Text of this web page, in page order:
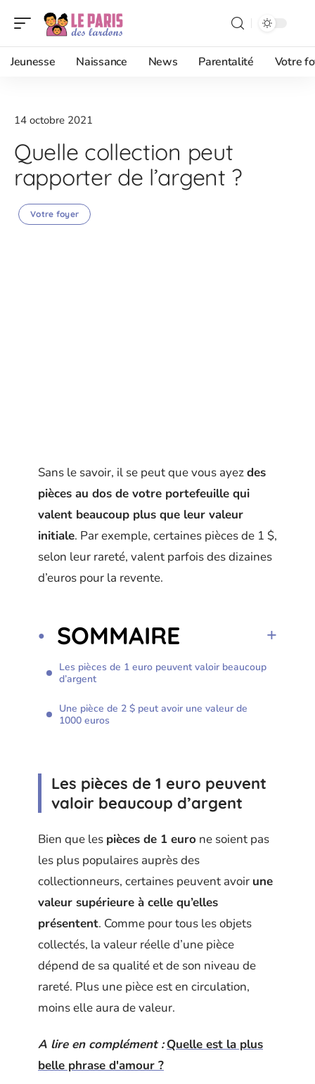
Jeunesse Naissance News Parentalité Votre
14 octobre 2021
Quelle collection peut
rapporter de l’argent ?
Votre foyer
Sans le savoir, il se peut que vous ayezdes
pièces au dos de votre portefeuille qui
valent beaucoup plus que leur valeur
initiale. Par exemple, certaines pièces de 1 $,
selon leur rareté, valent parfois des dizaines
d’euros pour la revente.
SOMMAIRE
Les pièces de 1 euro peuvent valoir beaucoup
d’argent
Une pièce de 2 $ peut avoir une valeur de
1000 euros
Les pièces de 1 euro peuvent
valoir beaucoup d’argent
Bien que les pièces de 1 euro ne soient pas
les plus populaires auprès des
collectionneurs, certaines peuvent avoir une
valeur supérieure à celle qu’elles
présentent. Comme pour tous les objets
collectés, la valeur réelle d’une pièce
dépend de sa qualité et de son niveau de
rareté. Plus une pièce est en circulation,
moins elle aura de valeur.
A lire en complément : Quelle est la plus
belle phrase d'amour ?